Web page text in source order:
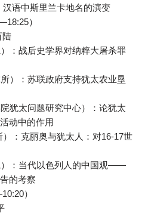
语中斯里兰卡地名的演变
）
陆
：战后史学界对纳粹大屠杀罪
）：苏联政府支持犹太农业垦
犹太问题研究中心）：论犹太
动中的作用
：克丽奥与犹太人：对16-17世
）：当代以色列人的中国观——
的考察
）